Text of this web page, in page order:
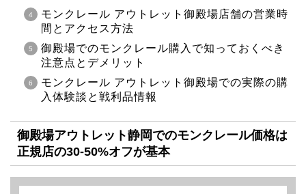
モンクレール アウトレット御殿場店舗の営業時
間とアクセス方法
御殿場でのモンクレール購入で知っておくべき
注意点とデメリット
モンクレール アウトレット御殿場での実際の購
入体験談と戦利品情報
御殿場アウトレット静岡でのモンクレール価格は
正規店の30-50%オフが基本